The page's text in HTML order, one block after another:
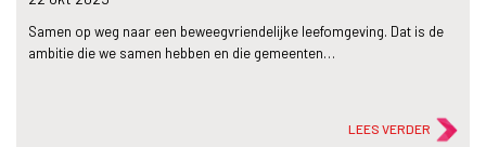
Samen op weg naar een beweegvriendelijke leefomgeving. Dat is de
ambitie die we samen hebben en die gemeenten…
LEES VERDER